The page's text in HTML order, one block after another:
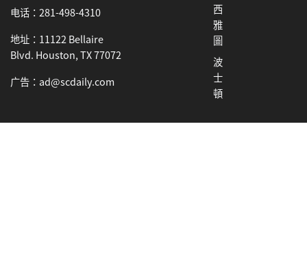
电话：281-498-4310
地址：11122 Bellaire
Blvd. Houston, TX 77072
广告：ad@scdaily.com
西
雅
圖
波
士
頓